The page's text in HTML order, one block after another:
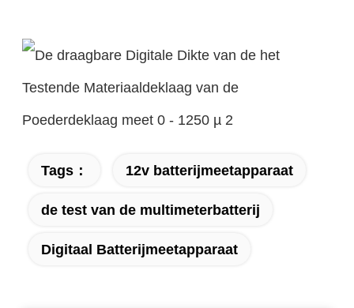
Tags： 12v batterijmeetapparaat
de test van de multimeterbatterij
Digitaal Batterijmeetapparaat